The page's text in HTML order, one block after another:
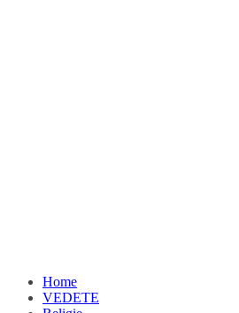
Home
VEDETE